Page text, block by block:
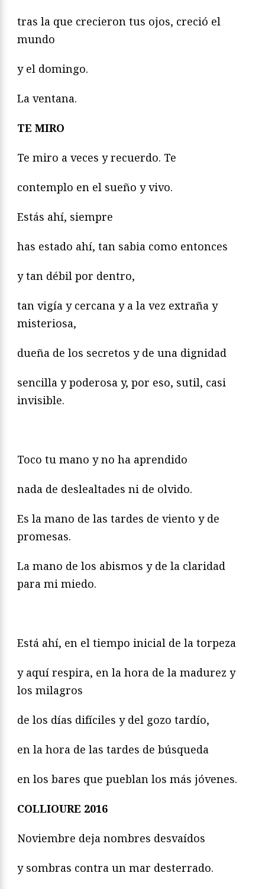
tras la que crecieron tus ojos, creció el
mundo
y el domingo.
La ventana.
TE MIRO
Te miro a veces y recuerdo. Te
contemplo en el sueño y vivo.
Estás ahí, siempre
has estado ahí, tan sabia como entonces
y tan débil por dentro,
tan vigía y cercana y a la vez extraña y
misteriosa,
dueña de los secretos y de una dignidad
sencilla y poderosa y, por eso, sutil, casi
invisible.
Toco tu mano y no ha aprendido
nada de deslealtades ni de olvido.
Es la mano de las tardes de viento y de
promesas.
La mano de los abismos y de la claridad
para mi miedo.
Está ahí, en el tiempo inicial de la torpeza
y aquí respira, en la hora de la madurez y
los milagros
de los días difíciles y del gozo tardío,
en la hora de las tardes de búsqueda
en los bares que pueblan los más jóvenes.
COLLIOURE 2016
Noviembre deja nombres desvaídos
y sombras contra un mar desterrado.